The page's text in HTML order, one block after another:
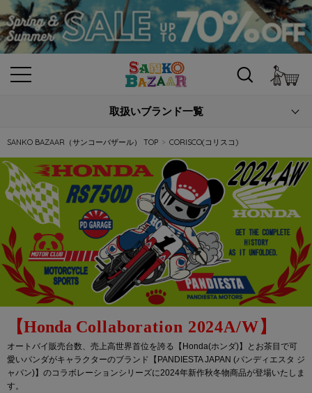
取扱いブランド一覧
SANKO BAZAAR（サンコーバザール） TOP CORISCO(コリスコ)
【Honda Collaboration 2024A/W】
オートバイ販売台数、売上高世界首位を誇る【Honda(ホンダ)】とお茶目で可
愛いパンダがキャラクターのブランド【PANDIESTA JAPAN (パンディエスタ ジ
ャパン)】のコラボレーションシリーズに2024年新作秋冬物商品が登場いたしま
す。